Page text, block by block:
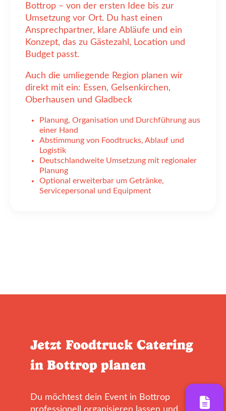
Bottrop – von der ersten Idee bis zur
Umsetzung vor Ort. Du hast einen
Ansprechpartner, klare Abläufe und ein
Konzept, das zu Gästezahl, Location und
Budget passt.
Auch die umliegende Region planen wir
direkt mit ein: Essen, Gelsenkirchen,
Oberhausen und Gladbeck
Planung, Organisation und Durchführung aus
einer Hand
Abstimmung von Foodtrucks, Ablauf und
Logistik
Deutschlandweite Umsetzung mit regionaler
Planung
Optional erweiterbar um Getränke,
Servicepersonal und Equipment
Jetzt Foodtruck Catering
in Bottrop planen
Du möchtest dein Event in Bottrop